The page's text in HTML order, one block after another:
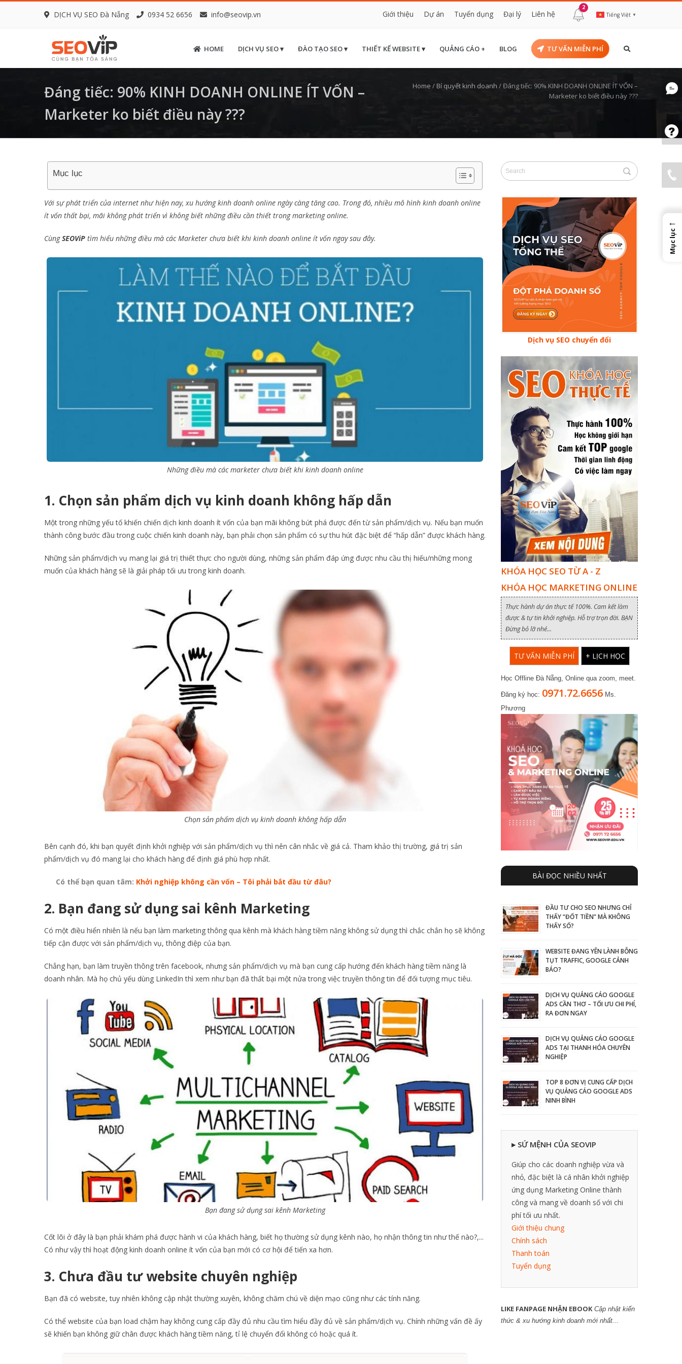
DỊCH VỤ SEO Đà Nẵng 0934 52 6656 info@seovip.vn Giới thiệu Dự án Tuyển dụng Đại lý Liên hệ
2
Tiếng Việt ▼
HOME DỊCH VỤ SEO ▾ ĐÀO TẠO SEO ▾ THIẾT KẾ WEBSITE ▾ QUẢNG CÁO + BLOG TƯ VẤN MIỄN PHÍ
Đáng tiếc: 90% KINH DOANH ONLINE ÍT VỐN –
Marketer ko biết điều này ???
Home / Bí quyết kinh doanh /Đáng tiếc: 90% KINH DOANH ONLINE ÍT VỐN –
Marketer ko biết điều này ???
Mục lục
Với sự phát triển của internet như hiện nay, xu hướng kinh doanh online ngày càng tăng cao. Trong đó, nhiều mô hình kinh doanh online
ít vốn thất bại, mãi không phát triển vì không biết những điều cần thiết trong marketing online.
CùngSEOViP tìm hiểu những điều mà các Marketer chưa biết khi kinh doanh online ít vốn ngay sau đây.
Những điều mà các marketer chưa biết khi kinh doanh online
1. Chọn sản phẩm dịch vụ kinh doanh không hấp dẫn
Một trong những yếu tố khiến chiến dịch kinh doanh ít vốn của bạn mãi không bứt phá được đến từ sản phẩm/dịch vụ. Nếu bạn muốn
thành công bước đầu trong cuộc chiến kinh doanh này, bạn phải chọn sản phẩm có sự thu hút đặc biệt để “hấp dẫn” được khách hàng.
Những sản phẩm/dịch vụ mang lại giá trị thiết thực cho người dùng, những sản phẩm đáp ứng được nhu cầu thị hiếu/những mong
muốn của khách hàng sẽ là giải pháp tối ưu trong kinh doanh.
Chọn sản phẩm dịch vụ kinh doanh không hấp dẫn
Bên cạnh đó, khi bạn quyết định khởi nghiệp với sản phẩm/dịch vụ thì nên cân nhắc về giá cả. Tham khảo thị trường, giá trị sản
phẩm/dịch vụ đó mang lại cho khách hàng để định giá phù hợp nhất.
Có thể bạn quan tâm: Khởi nghiệp không cần vốn – Tôi phải bắt đầu từ đâu?
2. Bạn đang sử dụng sai kênh Marketing
Có một điều hiển nhiên là nếu bạn làm marketing thông qua kênh mà khách hàng tiềm năng không sử dụng thì chắc chắn họ sẽ không
tiếp cận được với sản phẩm/dịch vụ, thông điệp của bạn.
Chẳng hạn, bạn làm truyền thông trên facebook, nhưng sản phẩm/dịch vụ mà bạn cung cấp hướng đến khách hàng tiềm năng là
doanh nhân. Mà họ chủ yếu dùng LinkedIn thì xem như bạn đã thất bại một nửa trong việc truyền thông tin để đối tượng mục tiêu.
Bạn đang sử dụng sai kênh Marketing
Cốt lõi ở đây là bạn phải khám phá được hành vi của khách hàng, biết họ thường sử dụng kênh nào, họ nhận thông tin như thế nào?,...
Có như vậy thì hoạt động kinh doanh online ít vốn của bạn mới có cơ hội để tiến xa hơn.
3. Chưa đầu tư website chuyên nghiệp
Bạn đã có website, tuy nhiên không cập nhật thường xuyên, không chăm chú về diện mạo cũng như các tính năng.
Có thể website của bạn load chậm hay không cung cấp đầy đủ nhu cầu tìm hiểu đầy đủ về sản phẩm/dịch vụ. Chính những vấn đề ấy
sẽ khiến bạn không giữ chân được khách hàng tiềm năng, tỉ lệ chuyển đổi không có hoặc quá ít.
Dịch vụ SEO chuyển đổi
KHÓA HỌC SEO TỪ A - Z
KHÓA HỌC MARKETING ONLINE
Thực hành dự án thực tế 100%. Cam kết làm
được & tự tin khởi nghiệp. Hỗ trợ trọn đời. BẠN
Đừng bỏ lỡ nhé...
TƯ VẤN MIỄN PHÍ + LỊCH HỌC
Học Offline Đà Nẵng, Online qua zoom, meet.
Đăng ký học: 0971.72.6656 Ms.
Phương
BÀI ĐỌC NHIỀU NHẤT
ĐẦU TƯ CHO SEO NHƯNG CHỈ
THẤY “ĐỐT TIỀN” MÀ KHÔNG
THẤY SỐ?
WEBSITE ĐANG YÊN LÀNH BỖNG
TỤT TRAFFIC, GOOGLE CẢNH
BÁO?
DỊCH VỤ QUẢNG CÁO GOOGLE
ADS CẦN THƠ – TỐI ƯU CHI PHÍ,
RA ĐƠN NGAY
DỊCH VỤ QUẢNG CÁO GOOGLE
ADS TẠI THANH HÓA CHUYÊN
NGHIỆP
TOP 8 ĐƠN VỊ CUNG CẤP DỊCH
VỤ QUẢNG CÁO GOOGLE ADS
NINH BÌNH
▸ SỨ MỆNH CỦA SEOVIP
Giúp cho các doanh nghiệp vừa và
nhỏ, đặc biệt là cá nhân khởi nghiệp
ứng dụng Marketing Online thành
công và mang về doanh số với chi
phí tối ưu nhất.
Giới thiệu chung
Chính sách
Thanh toán
Tuyển dụng
LIKE FANPAGE NHẬN EBOOK Cập nhật kiến
thức & xu hướng kinh doanh mới nhất...
←
Mục lục